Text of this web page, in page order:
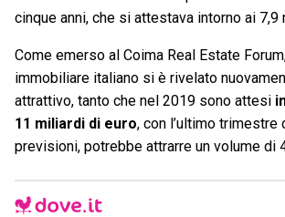
cinque anni, che si attestava intorno ai 7,9
Come emerso al Coima Real Estate
immobiliare italiano si è rivelato
attrattivo, tanto che nel 2019 sono attesi
11 miliardi di euro, con l’ultimo trimestre
previsioni, potrebbe attrarre un volume di